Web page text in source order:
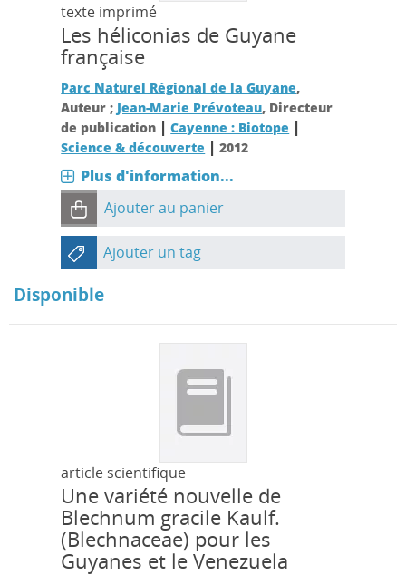
texte imprimé
Les héliconias de Guyane
française
Parc Naturel Régional de la Guyane,
Auteur ; Jean-Marie Prévoteau, Directeur
de publication |Cayenne : Biotope |
Science & découverte |2012
Plus d'information...
Ajouter au panier
Ajouter un tag
Disponible
article scientifique
Une variété nouvelle de
Blechnum gracile Kaulf.
(Blechnaceae) pour les
Guyanes et le Venezuela